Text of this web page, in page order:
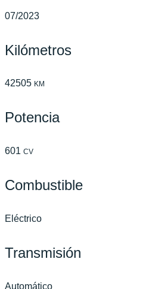
07/2023
Kilómetros
42505 KM
Potencia
601 CV
Combustible
Eléctrico
Transmisión
Automático